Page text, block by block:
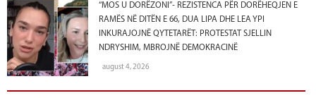
“MOS U DORËZONI”- REZISTENCA PËR DORËHEQJEN E
RAMËS NË DITËN E 66, DUA LIPA DHE LEA YPI
INKURAJOJNË QYTETARËT: PROTESTAT SJELLIN
NDRYSHIM, MBROJNË DEMOKRACINË
august 4, 2026